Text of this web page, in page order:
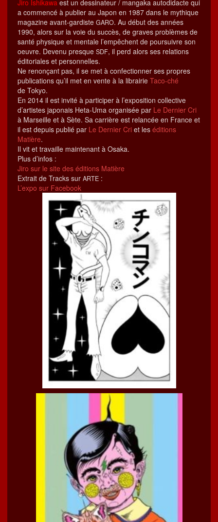
Jiro Ishikawa est un dessi­na­teur / man­ga­ka auto­di­dacte qui
a com­mencé à pub­li­er au Japon en 1987 dans le mythique
mag­a­zine avant-gardiste GARO. Au début des années
1990, alors sur la voie du suc­cès, de graves prob­lèmes de
san­té physique et men­tale l’empêchent de pour­suiv­re son
oeu­vre. Devenu presque SDF, il perd alors ses rela­tions
édi­to­ri­ales et personnelles.
Ne renonçant pas, il se met à con­fec­tion­ner ses pro­pres
pub­li­ca­tions qu’il met en vente à la librairie Taco-ché
de Tokyo.
En 2014 il est invité à par­ticiper à l’ex­po­si­tion col­lec­tive
d’artistes japon­ais Heta-Uma organ­isée par Le Dernier Cri
à Mar­seille et à Sète. Sa car­rière est relancée en France et
il est depuis pub­lié par Le Dernier Cri et les édi­tions
Matière.
Il vit et tra­vaille main­tenant à Osaka.
Plus d’in­fos :
Jiro sur le site des édi­tions Matière
Extrait de Tracks sur ARTE :
L’ex­po sur Facebook